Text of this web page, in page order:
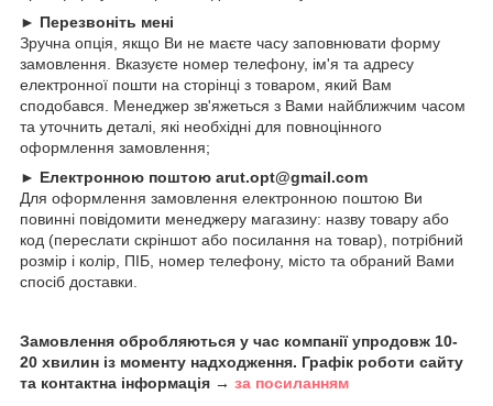
► Перезвоніть мені
Зручна опція, якщо Ви не маєте часу заповнювати форму
замовлення. Вказуєте номер телефону, ім'я та адресу
електронної пошти на сторінці з товаром, який Вам
сподобався. Менеджер зв'яжеться з Вами найближчим часом
та уточнить деталі, які необхідні для повноцінного
оформлення замовлення;
► Електронною поштою arut.opt@gmail.com
Для оформлення замовлення електронною поштою Ви
повинні повідомити менеджеру магазину: назву товару або
код (переслати скріншот або посилання на товар), потрібний
розмір і колір, ПІБ, номер телефону, місто та обраний Вами
спосіб доставки.
Замовлення обробляються у час компанії упродовж 10-
20 хвилин із моменту надходження. Графік роботи сайту
та контактна інформація → за посиланням